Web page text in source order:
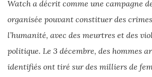
Watch a décrit comme une campagne
organisée pouvant constituer des
l’humanité, avec des meurtres et des
politique. Le 3 décembre, des hommes
identifiés ont tiré sur des milliers de